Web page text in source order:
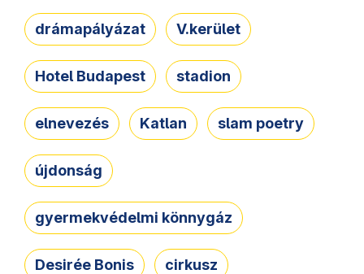
drámapályázat V.kerület
Hotel Budapest stadion
elnevezés Katlan slam poetry
újdonság
gyermekvédelmi könnygáz
Desirée Bonis cirkusz